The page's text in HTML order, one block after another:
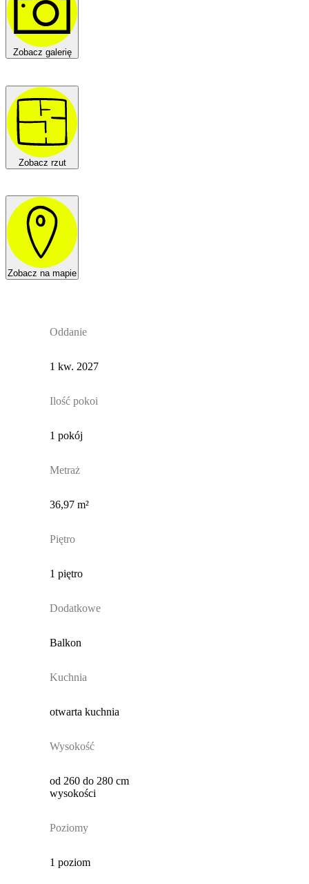
Zobacz galerię
Zobacz rzut
Zobacz na mapie
Oddanie
1 kw. 2027
Ilość pokoi
1 pokój
Metraż
36,97 m²
Piętro
1 piętro
Dodatkowe
Balkon
Kuchnia
otwarta kuchnia
Wysokość
od 260 do 280 cm
wysokości
Poziomy
1 poziom